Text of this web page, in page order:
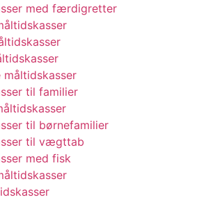
med færdigretter
måltidskasser
til familier
til børnefamilier
til vægttab
med fisk